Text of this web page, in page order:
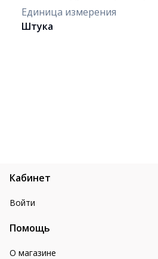
Единица измерения
Штука
Кабинет
Войти
Помощь
О магазине